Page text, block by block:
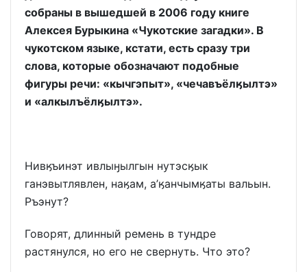
собраны в вышедшей в 2006 году книге
Алексея Бурыкина «Чукотские загадки». В
чукотском языке, кстати, есть сразу три
слова, которые обозначают подобные
фигуры речи: «кычгэпыт», «чечавъёлӄылтэ»
и «алкылъёлӄылтэ».
Нивӄъинэт ивлыӈылгын нутэсӄык
ганэвытлявлен, наӄам, а’ӄанчымӄаты вальын.
Ръэнут?
Говорят, длинный ремень в тундре
растянулся, но его не свернуть. Что это?